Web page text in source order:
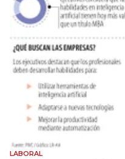
LABORAL